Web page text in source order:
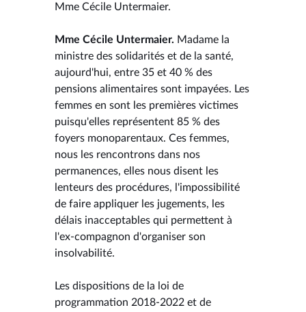
Mme Cécile Untermaier.
Mme Cécile Untermaier. Madame la
ministre des solidarités et de la santé,
aujourd'hui, entre 35 et 40 % des
pensions alimentaires sont impayées. Les
femmes en sont les premières victimes
puisqu'elles représentent 85 % des
foyers monoparentaux. Ces femmes,
nous les rencontrons dans nos
permanences, elles nous disent les
lenteurs des procédures, l'impossibilité
de faire appliquer les jugements, les
délais inacceptables qui permettent à
l'ex-compagnon d'organiser son
insolvabilité.
Les dispositions de la loi de
programmation 2018-2022 et de